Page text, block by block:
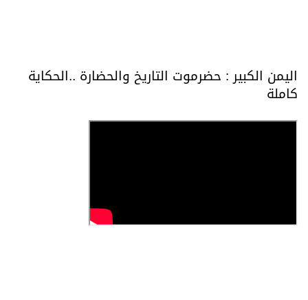
اليمن الكبير : حضرموت التاريخ والحضارة ..الحكاية
كاملة